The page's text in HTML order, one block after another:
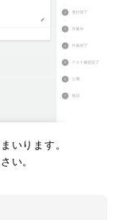
いります。
い。